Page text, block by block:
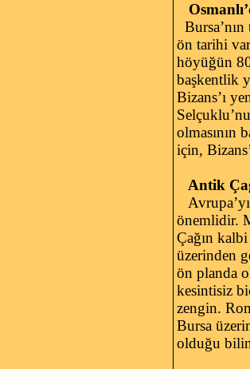
ön tarihi
höyüğün
başkentlik
Bizans’ı
olmasının
için,
Antik
önemlidir.
Çağın
üzerinden
ön planda
kesintisiz
zengin.
Bursa
olduğu